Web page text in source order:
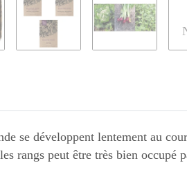
se développent lentement au
rangs peut être très bien occupé